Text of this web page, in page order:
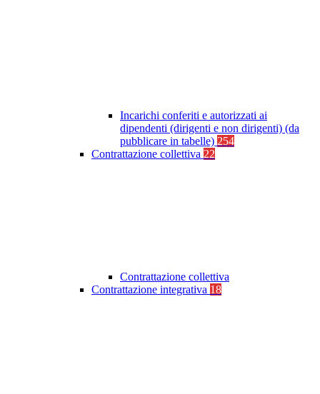
Incarichi conferiti e autorizzati ai
dipendenti (dirigenti e non dirigenti) (da
pubblicare in tabelle) 254
Contrattazione collettiva 22
Contrattazione collettiva
Contrattazione integrativa 18